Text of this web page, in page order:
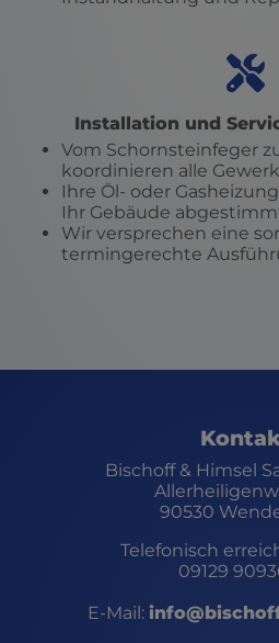
Installation und
Vom Schornsteinfeger
koordinieren alle
Ihre Öl- oder
Ihr Gebäude
Wir versprechen eine
termingerechte
Footer -
Bischoff & Himsel
90530
Telefonisch
09129
E-Mail: